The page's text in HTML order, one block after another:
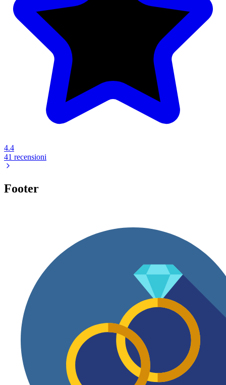
4.4
41 recensioni
Footer